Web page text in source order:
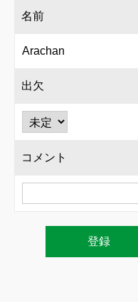
名前
Arachan
出欠
コメント